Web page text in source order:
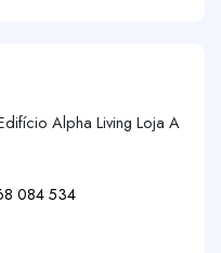
Alpha Living Loja A
084 534